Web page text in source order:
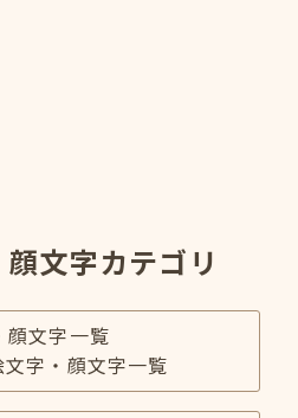
文字カテゴリ
顔文字一覧
字・顔文字一覧